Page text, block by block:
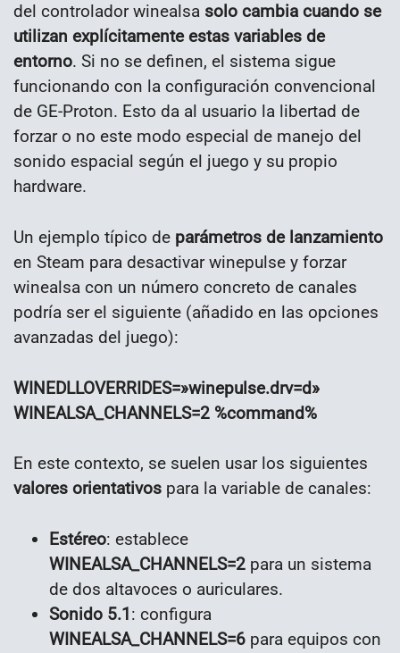
del controlador winealsa solo cambia cuando se
utilizan explícitamente estas variables de
entorno. Si no se definen, el sistema sigue
funcionando con la configuración convencional
de GE-Proton. Esto da al usuario la libertad de
forzar o no este modo especial de manejo del
sonido espacial según el juego y su propio
hardware.
Un ejemplo típico de parámetros de lanzamiento
en Steam para desactivar winepulse y forzar
winealsa con un número concreto de canales
podría ser el siguiente (añadido en las opciones
avanzadas del juego):
WINEDLLOVERRIDES=»winepulse.drv=d»
WINEALSA_CHANNELS=2 %command%
En este contexto, se suelen usar los siguientes
valores orientativos para la variable de canales:
Estéreo: establece
WINEALSA_CHANNELS=2 para un sistema
de dos altavoces o auriculares.
Sonido 5.1: configura
WINEALSA_CHANNELS=6 para equipos con